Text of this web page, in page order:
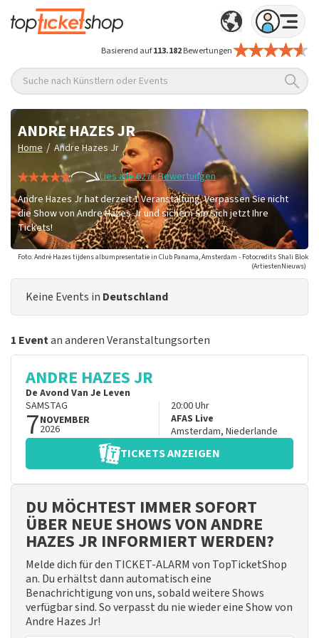
Basierend auf113.182Bewertungen
Suche nach Künstlern oder Events
ANDRE HAZES JR
Home / Andre Hazes Jr
Lies alle 627+ Bewertungen
Andre Hazes Jr hat derzeit 1 Veranstaltung. Verpassen Sie nicht
die Show von Andre Hazes Jr und sichern Sie sich jetzt Ihre
Tickets!
Foto: André Hazes tijdens albumpresentatie in Club Panama, Amsterdam - Fotocredits Shali Blok
(ArtiestenNieuws)
Keine Events in Deutschland
1 Eventan anderen Veranstaltungsorten
ANDRE HAZES JR
De Avond Van Je Leven
SAMSTAG
7NOVEMBER
2026
20:00Uhr
AFAS Live
Amsterdam, Niederlande
TICKETS ANZEIGEN
DU MÖCHTEST IMMER SOFORT
ÜBER NEUE SHOWS VON ANDRE
HAZES JR INFORMIERT WERDEN?
Melde dich für den TICKET-ALARM von TopTicketShop
an. Du erhältst dann automatisch eine
Benachrichtigung von uns, sobald weitere Shows
verfügbar sind. So verpasst du nie wieder eine Show von
Andre Hazes Jr!